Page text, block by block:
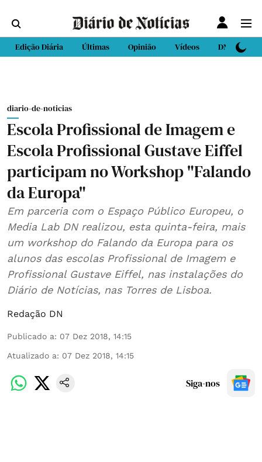
Edição Diária Últimas Opinião Vídeos DN Sport
diario-de-noticias
Escola Profissional de Imagem e
Escola Profissional Gustave Eiffel
participam no Workshop "Falando
da Europa"
Em parceria com o Espaço Público Europeu, o
Media Lab DN realizou, esta quinta-feira, mais
um workshop do Falando da Europa para os
alunos das escolas Profissional de Imagem e
Profissional Gustave Eiffel, nas instalações do
Diário de Notícias, nas Torres de Lisboa.
Redação DN
Publicado a: 07 Dez 2018, 14:15
Atualizado a: 07 Dez 2018, 14:15
Siga-nos